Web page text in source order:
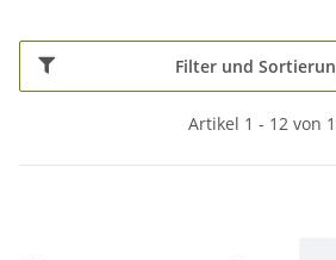
Filter und
Artikel 1 - 12 von